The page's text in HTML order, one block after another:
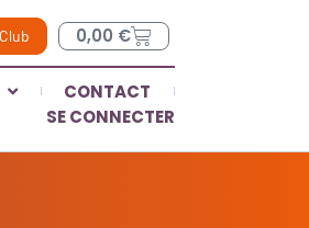
0,00 €
CONTACT
SE CONNECTER